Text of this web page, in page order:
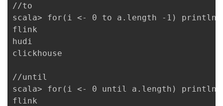
//to
scala> for(i <- 0 to a.length -1)
flink
hudi
clickhouse
//until
scala> for(i <- 0 until a.length)
flink